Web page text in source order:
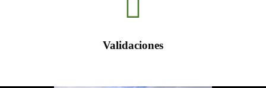
Validaciones